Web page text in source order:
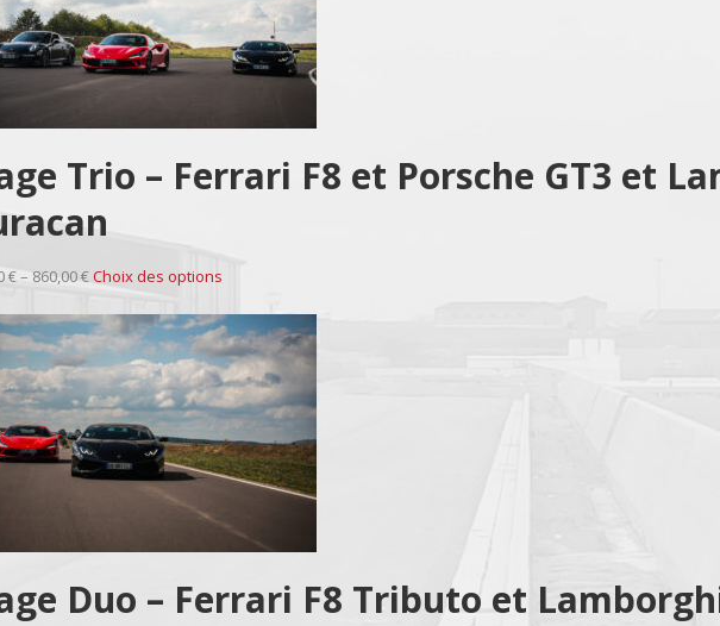
Trio – Ferrari F8 et Porsche GT3 et
€ – 860,00 €Choix des options
Duo – Ferrari F8 Tributo et